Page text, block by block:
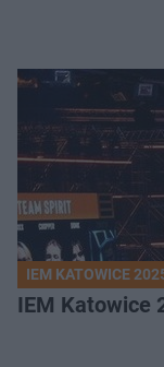
IEM KATOWICE
IEM Katowice